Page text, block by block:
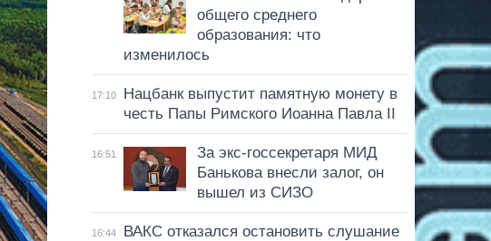
общего среднего
образования: что
изменилось
17:10
Нацбанк выпустит памятную монету в
честь Папы Римского Иоанна Павла II
16:51
За экс-госсекретаря МИД
Банькова внесли залог, он
вышел из СИЗО
16:44
ВАКС отказался остановить слушание